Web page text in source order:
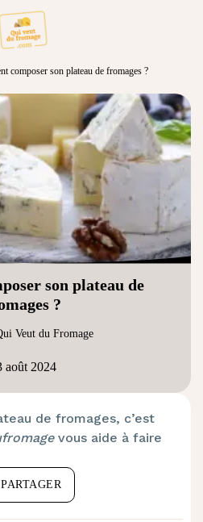
composer son plateau de fromages ?
son plateau de
?
Veut du Fromage
août 2024
de fromages, c’est
vous aide à faire
PARTAGER